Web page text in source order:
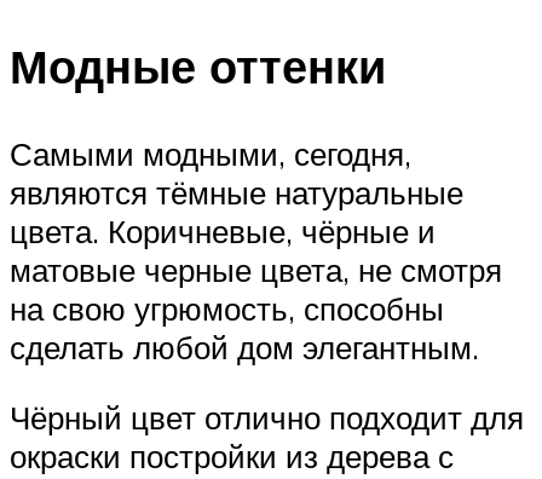
Модные оттенки
Самыми модными, сегодня,
являются тёмные натуральные
цвета. Коричневые, чёрные и
матовые черные цвета, не смотря
на свою угрюмость, способны
сделать любой дом элегантным.
Чёрный цвет отлично подходит для
окраски постройки из дерева с